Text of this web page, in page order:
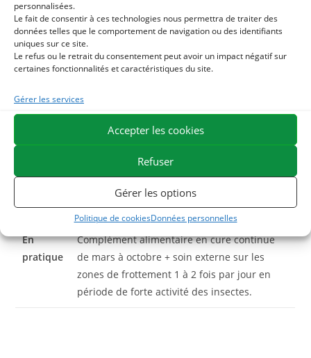
personnalisées.
Le fait de consentir à ces technologies nous permettra de traiter des
données telles que le comportement de navigation ou des identifiants
uniques sur ce site.
Le refus ou le retrait du consentement peut avoir un impact négatif sur
certaines fonctionnalités et caractéristiques du site.
Gérer les services
Accepter les cookies
Refuser
Gérer les options
Politique de cookiesDonnées personnelles
agissent à des niveaux différents et se renforcent
mutuellement :
Action
Le complément alimentaire prépare le
cutanée et réduit l’intensité des réactions
allergiques sur la durée.
Le soin topique (spray, baume, shampoing)
protège les zones exposées et accélère la
cicatrisation des lésions.
En
pratique
Complément alimentaire en cure continue
de mars à octobre + soin externe sur les
zones de frottement 1 à 2 fois par jour en
période de forte activité des insectes.